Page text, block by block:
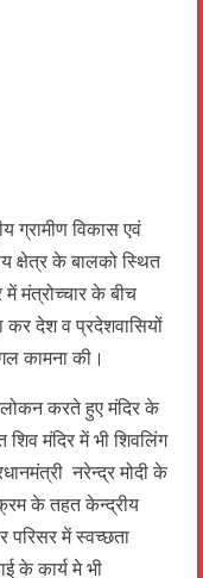
ग्रामीण विकास एवं
क्षेत्र के बालको स्थित
में मंत्रोच्चार के बीच
कर देश व प्रदेशवासियों
कामना की।
करते हुए मंदिर के
मंदिर में भी शिवलिंग
नरेन्द्र मोदी के
के तहत केन्द्रीय
परिसर में स्वच्छता
के कार्य मे भी